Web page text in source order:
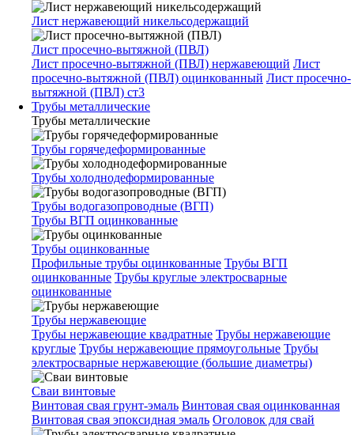
Лист нержавеющий никельсодержащий
Лист просечно-вытяжной (ПВЛ)
Лист просечно-вытяжной (ПВЛ) нержавеющий Лист
просечно-вытяжной (ПВЛ) оцинкованный Лист просечно-
вытяжной (ПВЛ) ст3
Трубы металлические
Трубы металлические
Трубы горячедеформированные
Трубы холоднодеформированные
Трубы водогазопроводные (ВГП)
Трубы ВГП оцинкованные
Трубы оцинкованные
Профильные трубы оцинкованные Трубы ВГП
оцинкованные Трубы круглые электросварные
оцинкованные
Трубы нержавеющие
Трубы нержавеющие квадратные Трубы нержавеющие
круглые Трубы нержавеющие прямоугольные Трубы
электросварные нержавеющие (большие диаметры)
Сваи винтовые
Винтовая свая грунт-эмаль Винтовая свая оцинкованная
Винтовая свая эпоксидная эмаль Оголовок для свай